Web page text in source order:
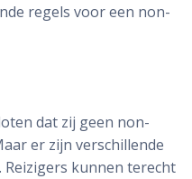
regels voor een non-
dat zij geen non-
er zijn verschillende
Reizigers kunnen terecht